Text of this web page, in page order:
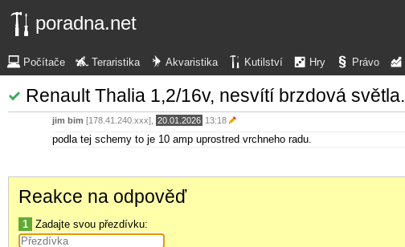
poradna.net
Počítače Teraristika Akvaristika Kutilství Hry Právo
Renault Thalia 1,2/16v, nesvítí brzdová světla.
jim bim [178.41.240.xxx], 20.01.2026 13:18
podla tej schemy to je 10 amp uprostred vrchneho radu.
Reakce na odpověď
1 Zadajte svou přezdívku: